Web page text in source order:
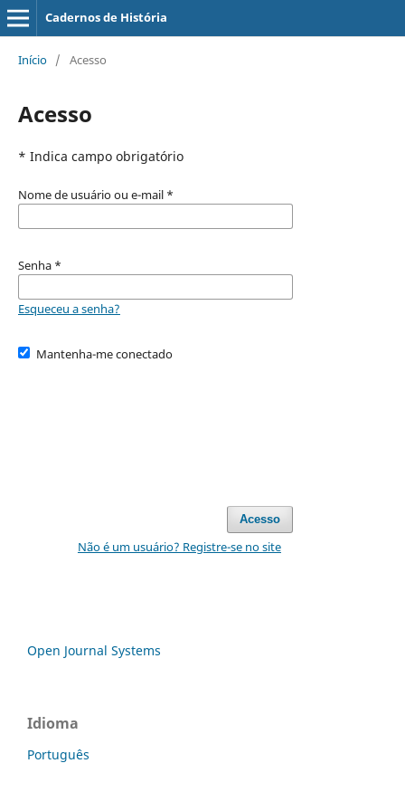
Cadernos de História
Início / Acesso
Acesso
* Indica campo obrigatório
Nome de usuário ou e-mail *
Senha *
Esqueceu a senha?
Mantenha-me conectado
Acesso
Não é um usuário? Registre-se no site
Open Journal Systems
Idioma
Português